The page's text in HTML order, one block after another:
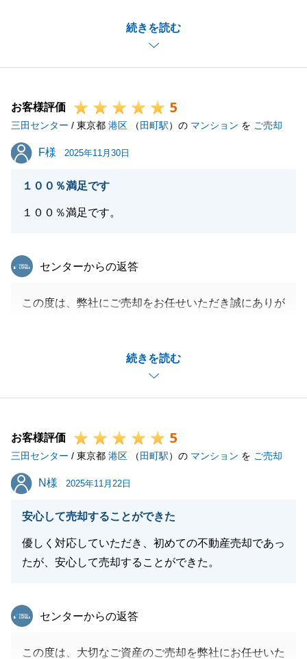
続きを読む
きるよう努めてまいります。
この度は、三田センターをご利用いただきましてあり
がとうございました。
閉じる
お客様評価 5
三田センター / 東京都 港区 （ 田町駅）の マンション を ご売却
F様
F様 2025年11月30日
１００％満足です
１００％満足です。
続きを読む
東急リバブル
センターからの返答
この度は、弊社にご売却をお任せいただき誠にありが
今後の営業活動の励みになります。
引き続きお困りごと等ございましたらお気軽にご連絡
ください。
お客様評価 5
三田センター / 東京都 港区 （ 田町駅）の マンション を ご売却
N様
N様 2025年11月22日
安心して売却することができた
優しく対応していただき、初めての不動産売却であっ
たが、安心して売却することができた。
東急リバブル
センターからの返答
この度は、大切なご資産のご売却を弊社にお任せいた